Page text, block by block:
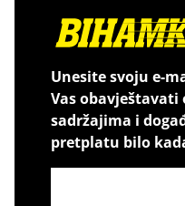
Unesite svoju e-
Vas
sadržajima i
pretplatu bilo